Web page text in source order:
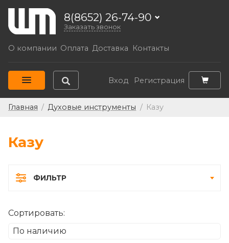
8(8652) 26-74-90
Заказать звонок
О компании Оплата Доставка Контакты
Вход Регистрация
Главная / Духовые инструменты / Казу
Казу
ФИЛЬТР
Сортировать: